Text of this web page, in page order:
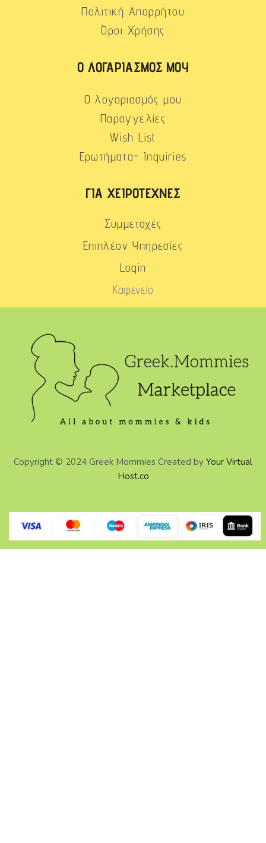
Πολιτική Απορρήτου
Όροι Χρήσης
Ο ΛΟΓΑΡΙΑΣΜΌΣ ΜΟΥ
Ο λογαριασμός μου
Παραγγελίες
Wish List
Ερωτήματα- Inquiries
ΓΙΑ ΧΕΙΡΟΤΈΧΝΕΣ
Συμμετοχές
Επιπλέον Υπηρεσίες
Login
Καφενείο
Copyright © 2024 Greek Mommies Created by Your Virtual
Host.co